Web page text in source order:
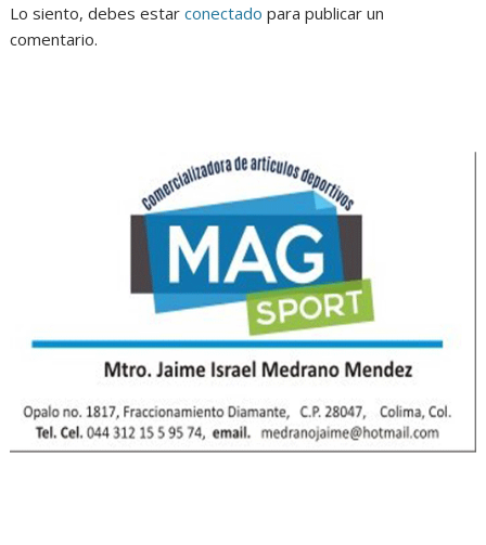
Lo siento, debes estarconectado para publicar un
comentario.